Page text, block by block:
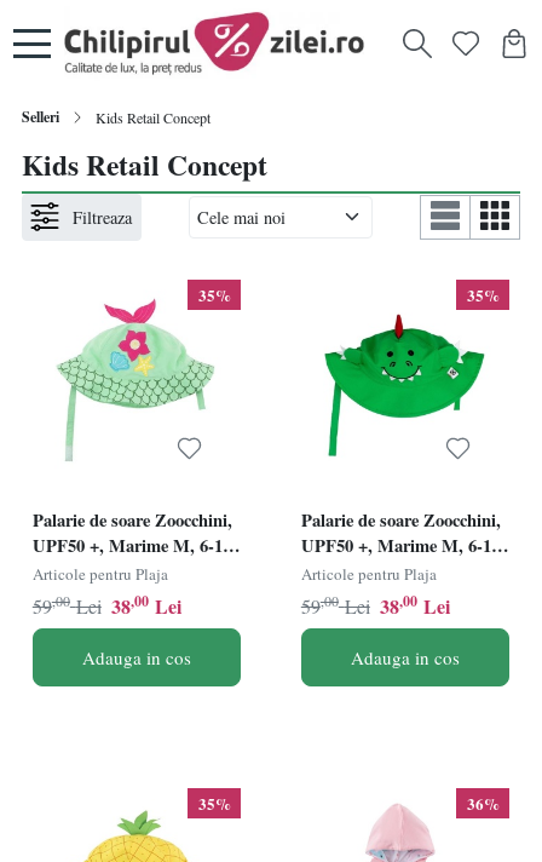
Selleri Kids Retail Concept
Kids Retail Concept
Filtreaza
35%
Palarie de soare Zoocchini,
UPF50 +, Marime M, 6-12
Luni - Mermaid
Articole pentru Plaja
38,00 Lei
59,00 Lei
Adauga in cos
35%
Palarie de soare Zoocchini,
UPF50 +, Marime M, 6-12
Luni - Dino
Articole pentru Plaja
38,00 Lei
59,00 Lei
Adauga in cos
35% 36%